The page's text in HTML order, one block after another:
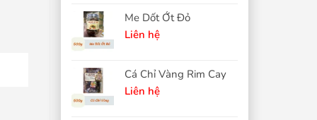
Me Dốt Ớt Đỏ
Liên hệ
Cá Chỉ Vàng Rim Cay
Liên hệ